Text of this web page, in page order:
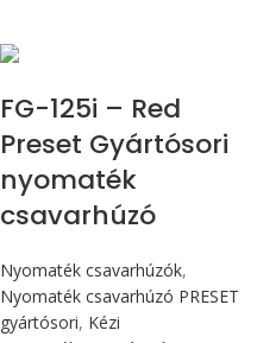
FG-125i – Red
Preset Gyártósori
nyomaték
csavarhúzó
Nyomaték csavarhúzók,
Nyomaték csavarhúzó PRESET
gyártósori, Kézi